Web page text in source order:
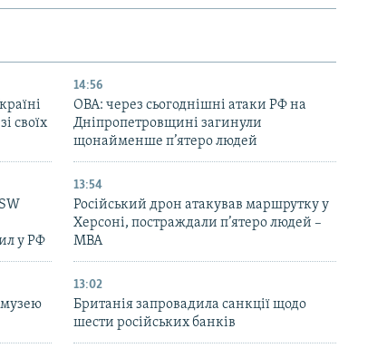
своїх
14:56
ОВА: через сьогоднішні атаки РФ на
Дніпропетровщині загинули
щонайменше п’ятеро людей
у РФ
13:54
Російський дрон атакував маршрутку у
Херсоні, постраждали п’ятеро людей –
МВА
13:02
Британія запровадила санкції щодо
шести російських банків